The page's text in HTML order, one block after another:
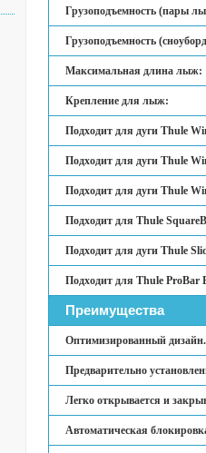
Грузоподъемность (пары
Грузоподъемность
Максимальная длина лыж:
Крепление для лыж:
Подходит для дуги Thule
Подходит для дуги Thule
Подходит для дуги Thule
Подходит для Thule
Подходит для дуги Thule
Подходит для Thule ProBar
Преимущества
Оптимизированный дизайн.
Предварительно
Легко открывается и
Автоматическая